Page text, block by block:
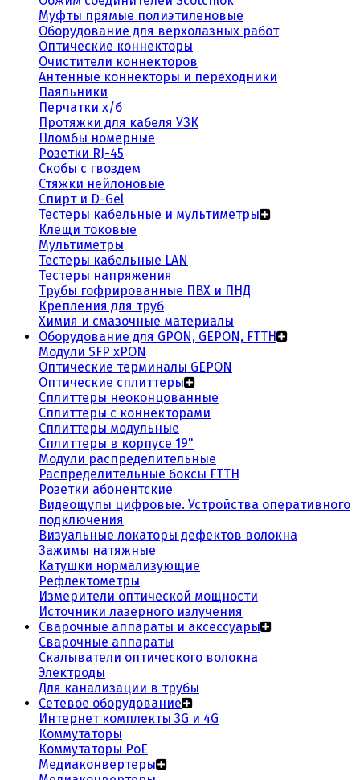
Муфты прямые полиэтиленовые
Оборудование для верхолазных работ
Оптические коннекторы
Очистители коннекторов
Антенные коннекторы и переходники
Паяльники
Перчатки х/б
Протяжки для кабеля УЗК
Пломбы номерные
Розетки RJ-45
Скобы с гвоздем
Стяжки нейлоновые
Спирт и D-Gel
Тестеры кабельные и мультиметры
Клещи токовые
Мультиметры
Тестеры кабельные LAN
Тестеры напряжения
Трубы гофрированные ПВХ и ПНД
Крепления для труб
Химия и смазочные материалы
Оборудование для GPON, GEPON, FTTH
Модули SFP xPON
Оптические терминалы GEPON
Оптические сплиттеры
Сплиттеры неоконцованные
Сплиттеры с коннекторами
Сплиттеры модульные
Сплиттеры в корпусе 19"
Модули распределительные
Распределительные боксы FTTH
Розетки абонентские
Видеощупы цифровые. Устройства оперативного
подключения
Визуальные локаторы дефектов волокна
Зажимы натяжные
Катушки нормализующие
Рефлектометры
Измерители оптической мощности
Источники лазерного излучения
Сварочные аппараты и аксессуары
Сварочные аппараты
Скалыватели оптического волокна
Электроды
Для канализации в трубы
Сетевое оборудование
Интернет комплекты 3G и 4G
Коммутаторы
Коммутаторы PoE
Медиаконвертеры